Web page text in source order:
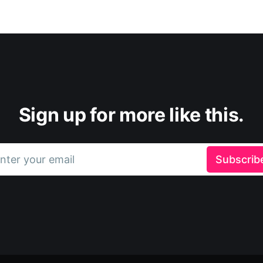
Sign up for more like this.
your email